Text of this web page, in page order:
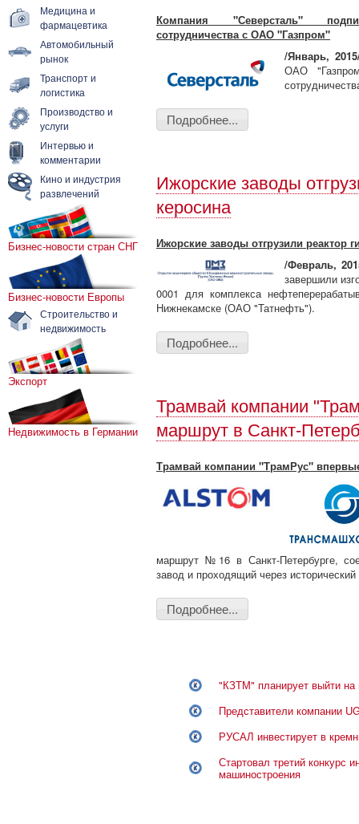
Медицина и
фармацевтика
Автомобильный
рынок
Транспорт и
логистика
Производство и
услуги
Интервью и
комментарии
Кино и индустрия
развлечений
Бизнес-новости стран СНГ
Бизнес-новости Европы
Строительство и
недвижимость
Экспорт
Недвижимость в Германии
Компания "Северсталь"
сотрудничества с ОАО "Газпром"
/Январь,
ОАО
Подробнее...
Ижорские заводы
керосина
Ижорские заводы отгрузили реактор
/Февраль,
завершили
0001 для комплекса
Нижнекамске (ОАО "Татнефть").
Подробнее...
Трамвай компании
маршрут в Санкт-
Трамвай компании "ТрамРус"
маршрут №16 в Санкт-Петербурге,
завод и проходящий через исторический
Подробнее...
"КЗТМ" планирует выйти на
Представители компании
РУСАЛ инвестирует в
Стартовал третий конкурс
машиностроения